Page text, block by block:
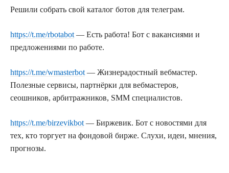
Решили собрать свой каталог ботов для телеграм.
https://t.me/rbotabot — Есть работа! Бот с вакансиями и
предложениями по работе.
https://t.me/wmasterbot — Жизнерадостный вебмастер.
Полезные сервисы, партнёрки для вебмастеров,
сеошников, арбитражников, SMM специалистов.
https://t.me/birzevikbot — Биржевик. Бот с новостями для
тех, кто торгует на фондовой бирже. Слухи, идеи, мнения,
прогнозы.